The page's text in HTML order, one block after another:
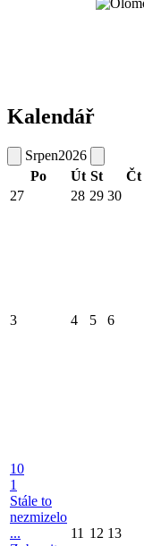
Kalendář
Srpen2026
Po
Út St Čt
27
28 29 30
3 4 5 6
10
1
Stále to
nezmizelo
...
11 12 13